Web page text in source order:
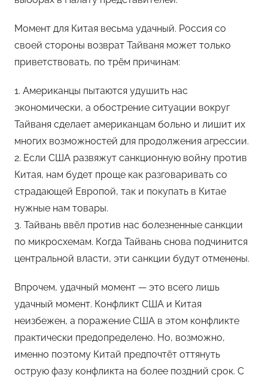
Момент для Китая весьма удачный. Россия со
своей стороны возврат Тайваня может только
приветствовать, по трём причинам:
1. Американцы пытаются удушить нас
экономически, а обострение ситуации вокруг
Тайваня сделает американцам больно и лишит их
многих возможностей для продолжения агрессии.
2. Если США развяжут санкционную войну против
Китая, нам будет проще как разговаривать со
страдающей Европой, так и покупать в Китае
нужные нам товары.
3. Тайвань ввёл против нас болезненные санкции
по микросхемам. Когда Тайвань снова подчинится
центральной власти, эти санкции будут отменены.
Впрочем, удачный момент — это всего лишь
удачный момент. Конфликт США и Китая
неизбежен, а поражение США в этом конфликте
практически предопределено. Но, возможно,
именно поэтому Китай предпочтёт оттянуть
острую фазу конфликта на более поздний срок. С